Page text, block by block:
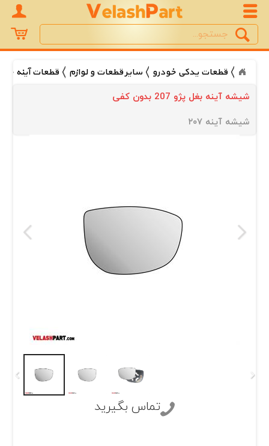
قطعات یدکی خودرو سایر قطعات و لوازم قطعات آینه
شیشه آینه بغل پژو 207 بدون کفی
شیشه آینه ۲۰۷
تماس بگیرید
Search
جستجو